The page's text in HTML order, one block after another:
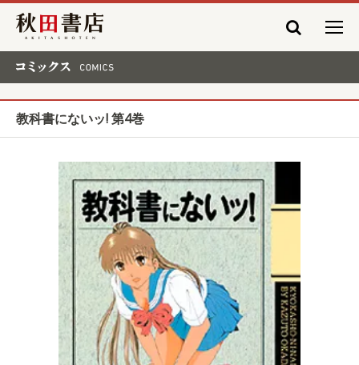
秋田書店
教科書にないッ! 第4巻